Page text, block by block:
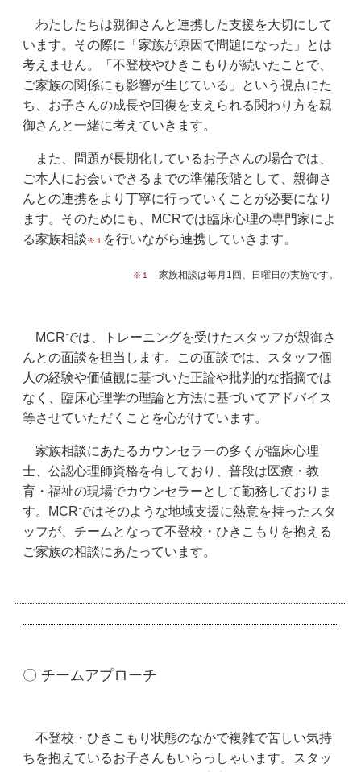
わたしたちは親御さんと連携した支援を大切にして
います。その際に「家族が原因で問題になった」とは
考えません。「不登校やひきこもりが続いたことで、
ご家族の関係にも影響が生じている」という視点にた
ち、お子さんの成長や回復を支えられる関わり方を親
御さんと一緒に考えていきます。
また、問題が長期化しているお子さんの場合では、
ご本人にお会いできるまでの準備段階として、親御さ
んとの連携をより丁寧に行っていくことが必要になり
ます。そのためにも、MCRでは臨床心理の専門家によ
る家族相談※１ を行いながら連携していきます。
※１ 家族相談は毎月1回、日曜日の実施です。
MCRでは、トレーニングを受けたスタッフが親御さ
んとの面談を担当します。この面談では、スタッフ個
人の経験や価値観に基づいた正論や批判的な指摘では
なく、臨床心理学の理論と方法に基づいてアドバイス
等させていただくことを心がけています。
家族相談にあたるカウンセラーの多くが臨床心理
士、公認心理師資格を有しており、普段は医療・教
育・福祉の現場でカウンセラーとして勤務しておりま
す。MCRではそのような地域支援に熱意を持ったスタ
ッフが、チームとなって不登校・ひきこもりを抱える
ご家族の相談にあたっています。
〇 チームアプローチ
不登校・ひきこもり状態のなかで複雑で苦しい気持
ちを抱えているお子さんもいらっしゃいます。スタッ